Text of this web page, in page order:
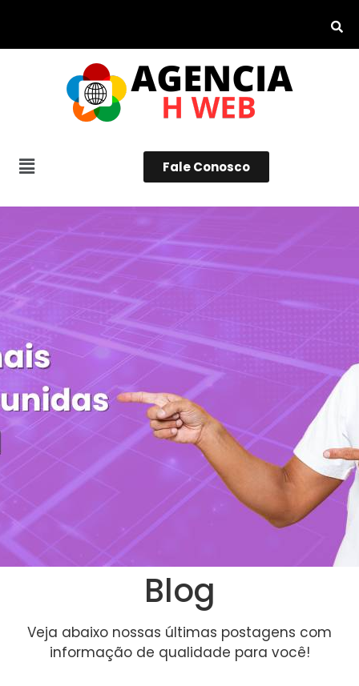
Fale Conosco
Blog
Veja abaixo nossas últimas postagens com
informação de qualidade para você!